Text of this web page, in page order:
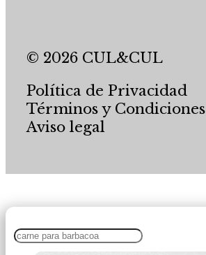
© 2026 CUL&CUL
Política de Privacidad
Términos y Condiciones
Aviso legal